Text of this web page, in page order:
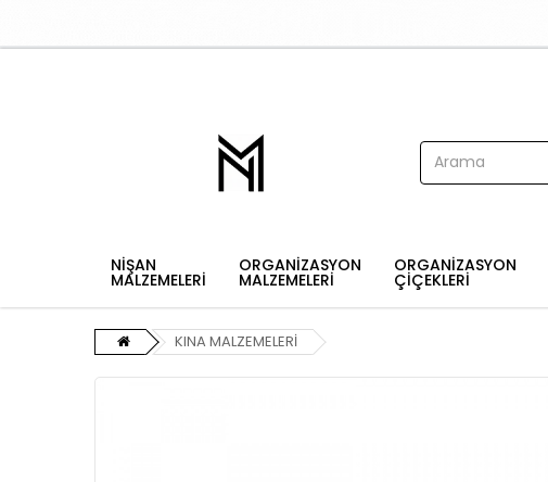
NİŞAN
MALZEMELERİ
ORGANİZASYON
MALZEMELERİ
ORGANİZASYON
ÇİÇEKLERİ
KINA MALZEMELERİ